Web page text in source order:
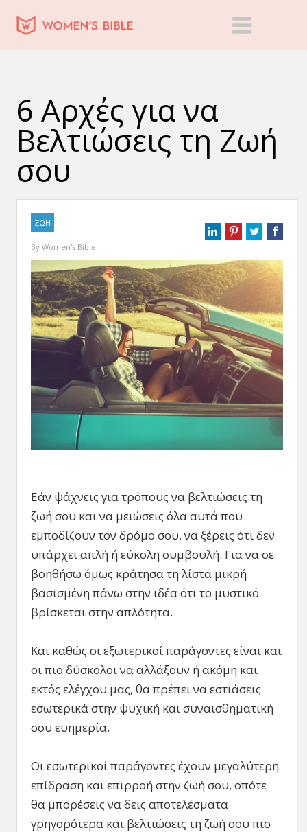
6 Αρχές για να
Βελτιώσεις τη Ζωή
σου
ΖΩΗ
By Women's Bible
Εάν ψάχνεις για τρόπους να βελτιώσεις τη
ζωή σου και να μειώσεις όλα αυτά που
εμποδίζουν τον δρόμο σου, να ξέρεις ότι δεν
υπάρχει απλή ή εύκολη συμβουλή. Για να σε
βοηθήσω όμως κράτησα τη λίστα μικρή
βασισμένη πάνω στην ιδέα ότι το μυστικό
βρίσκεται στην απλότητα.
Και καθώς οι εξωτερικοί παράγοντες είναι και
οι πιο δύσκολοι να αλλάξουν ή ακόμη και
εκτός ελέγχου μας, θα πρέπει να εστιάσεις
εσωτερικά στην ψυχική και συναισθηματική
σου ευημερία.
Οι εσωτερικοί παράγοντες έχουν μεγαλύτερη
επίδραση και επιρροή στην ζωή σου, οπότε
θα μπορέσεις να δεις αποτελέσματα
γρηγορότερα και βελτιώσεις τη ζωή σου πιο